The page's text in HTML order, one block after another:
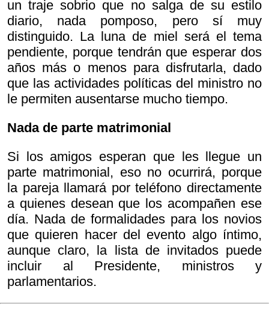
un traje sobrio que no salga de su estilo
diario, nada pomposo, pero sí muy
distinguido. La luna de miel será el tema
pendiente, porque tendrán que esperar dos
años más o menos para disfrutarla, dado
que las actividades políticas del ministro no
le permiten ausentarse mucho tiempo.
Nada de parte matrimonial
Si los amigos esperan que les llegue un
parte matrimonial, eso no ocurrirá, porque
la pareja llamará por teléfono directamente
a quienes desean que los acompañen ese
día. Nada de formalidades para los novios
que quieren hacer del evento algo íntimo,
aunque claro, la lista de invitados puede
incluir al Presidente, ministros y
parlamentarios.